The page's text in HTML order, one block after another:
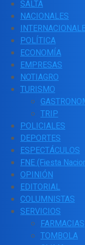
SALTA
NACIONALES
POLÍTICA
ECONOMÍA
EMPRESAS
NOTIAGRO
TURISMO
TRIP
POLICIALES
DEPORTES
ESPECTÁCULOS
FNE (Fiesta
OPINIÓN
EDITORIAL
COLUMNISTAS
SERVICIOS
FARMACIAS
TOMBOLA